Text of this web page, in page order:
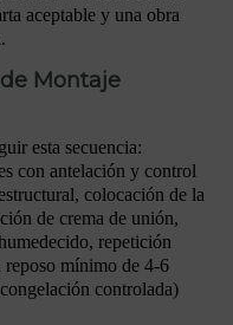
aceptable y una obra
Montaje
esta secuencia:
con antelación y control
colocación de la
de crema de unión,
repetición
reposo mínimo de 4-6
controlada)